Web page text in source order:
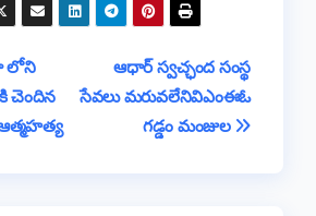
s
A
p
p
a
d
s
y
Li
n
k
a
g
e
a
m
ఆధార్ స్వచ్ఛంద సంస్థ
సేవలు మరువలేనివిఎంఈఓ
గడ్డం మంజుల
లోని
చెందిన
ఆత్మహత్య